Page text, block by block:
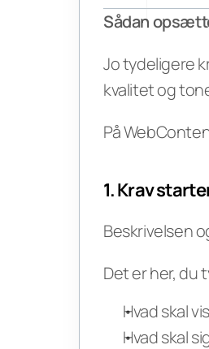
Sådan
Jo tydeligere
kvalitet og
På
1. Krav
Beskrivelsen
Det er her, du
Hvad skal
Hvad skal